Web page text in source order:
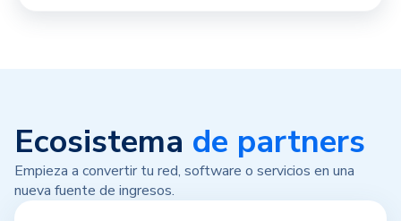
Ecosistema de partners
Empieza a convertir tu red, software o servicios en una
nueva fuente de ingresos.